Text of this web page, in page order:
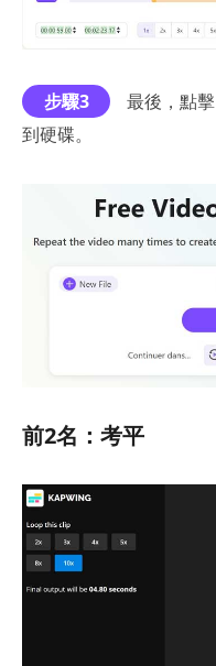
步驟3 最後，點擊
到硬碟。
前2名：考平